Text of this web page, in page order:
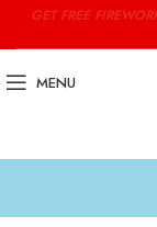
GET FREE
MENU